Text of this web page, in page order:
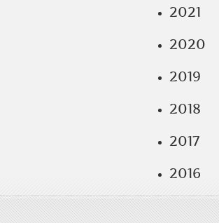
2021
2020
2019
2018
2017
2016